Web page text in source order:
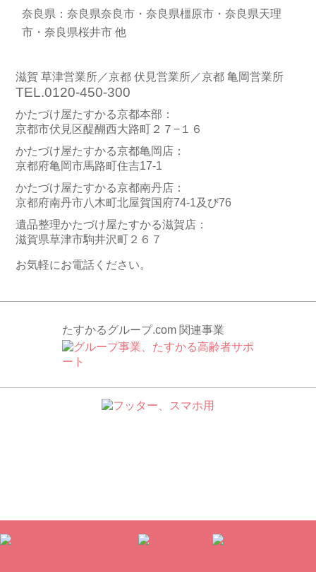
奈良県：奈良県奈良市・奈良県橿原市・奈良県天理
市・奈良県桜井市 他
滋賀 草津営業所／京都 伏見営業所／京都 亀岡営業所
TEL.0120-450-300
かたづけ屋たすかる京都本部：
京都市伏見区醍醐西大路町２７−１６
かたづけ屋たすかる京都亀岡店：
京都府亀岡市馬路町住吉17-1
かたづけ屋たすかる京都南丹店：
京都府南丹市八木町北屋賀国府74-1及び76
遺品整理かたづけ屋たすかる滋賀店：
滋賀県草津市駒井沢町２６７
お気軽にお電話ください。
たすかるグループ.com 関連事業